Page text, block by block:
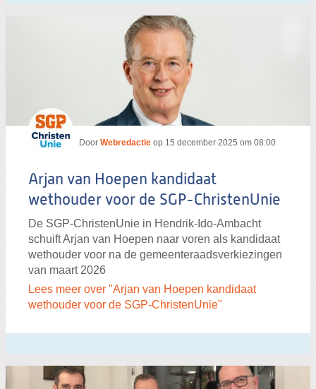
Door Webredactie op 15 december 2025 om 08:00
Arjan van Hoepen kandidaat
wethouder voor de SGP-ChristenUnie
De SGP-ChristenUnie in Hendrik-Ido-Ambacht
schuift Arjan van Hoepen naar voren als kandidaat
wethouder voor na de gemeenteraadsverkiezingen
van maart 2026
Lees meer over "Arjan van Hoepen kandidaat
wethouder voor de SGP-ChristenUnie"